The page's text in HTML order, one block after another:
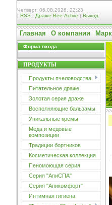
Четверг, 06.08.2026, 22:23
| RSS | Драже Bee-Active | Выход
Главная О компании
Форма входа
ПРОДУКТЫ
Продукты пчеловодства
Питательное драже
Золотая серия драже
Восполняющие бальзамы
Уникальные кремы
Меда и медовые
композиции
Традиции бортников
Косметическая коллекция
Пеномоющая серия
Серия "АпиСПА"
Серия "Апикомфорт"
Интимная гигиена